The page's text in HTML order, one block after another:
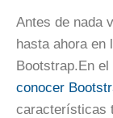
Antes de nada
hasta ahora en
Bootstrap.En
conocer
características